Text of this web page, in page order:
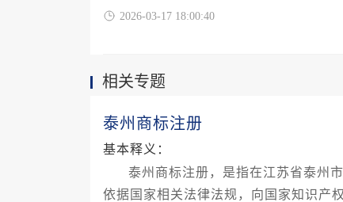
2026-03-17 18:00:40
相关专题
泰州商标注册
基本释义：
泰州商标注册，是指在江苏省泰州
依据国家相关法律法规，向国家知识产